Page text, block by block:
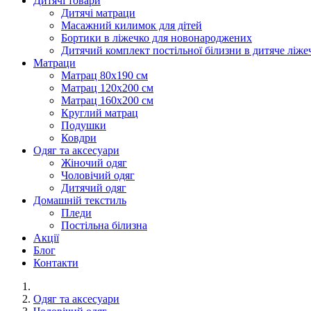
Дитячі матраци
Масажний килимок для дітей
Бортики в ліжечко для новонароджених
Дитячий комплект постільної білизни в дитяче
Матраци
Матрац 80х190 см
Матрац 120х200 см
Матрац 160х200 см
Круглий матрац
Подушки
Ковдри
Одяг та аксесуари
Жіночий одяг
Чоловічий одяг
Дитячий одяг
Домашній текстиль
Пледи
Постільна білизна
Акції
Блог
Контакти
Одяг та аксесуари